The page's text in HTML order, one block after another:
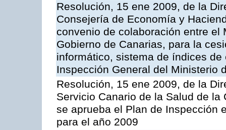
Resolución, 15 ene 2009, de la
Consejería de Economía y
convenio de colaboración entre
Gobierno de Canarias, para la
informático, sistema de índices
Inspección General del Ministerio
Resolución, 15 ene 2009, de la
Servicio Canario de la Salud de
se aprueba el Plan de Inspección
para el año 2009